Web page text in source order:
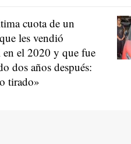
cuota de un
les vendió
el 2020 y que fue
dos años después:
tirado»